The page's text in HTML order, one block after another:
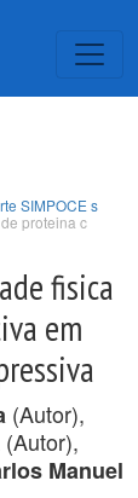
SIMPOCE s
proteina c
fisica
em
(Autor),
(Autor),
Manuel